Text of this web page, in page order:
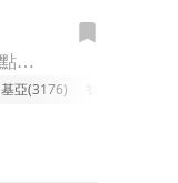
🔸新藥族群強勢上攻，藥華藥領軍點燃生技動能 新藥族群今日盤中表現搶眼，整體類股大漲超過7%，成為多頭資金追逐的焦點。其中，指標股藥華藥（6446）一開盤即勢如破竹，直奔漲停，為整個新藥族群注入強心針
基亞(3176)